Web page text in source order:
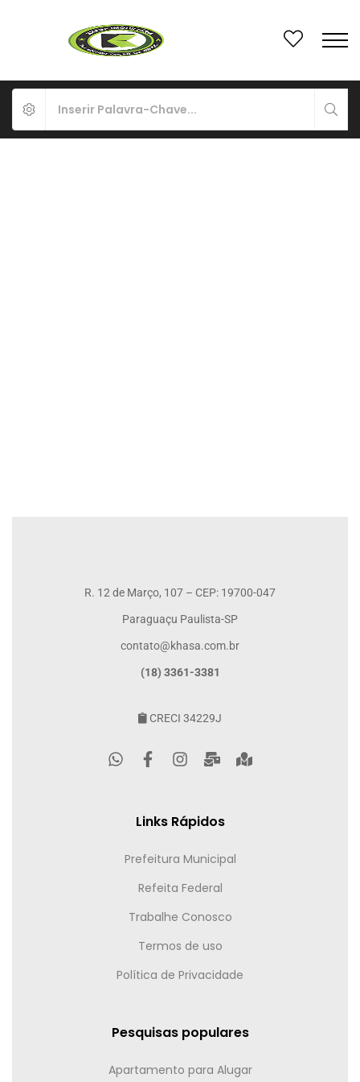
R. 12 de Março, 107 – CEP: 19700-047
Paraguaçu Paulista-SP
contato@khasa.com.br
(18) 3361-3381
CRECI 34229J
Links Rápidos
Prefeitura Municipal
Refeita Federal
Trabalhe Conosco
Termos de uso
Política de Privacidade
Pesquisas populares
Apartamento para Alugar